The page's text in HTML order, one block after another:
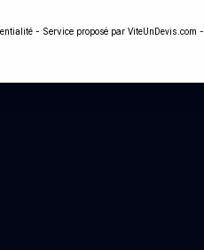
- Service proposé par ViteUnDevis.com -